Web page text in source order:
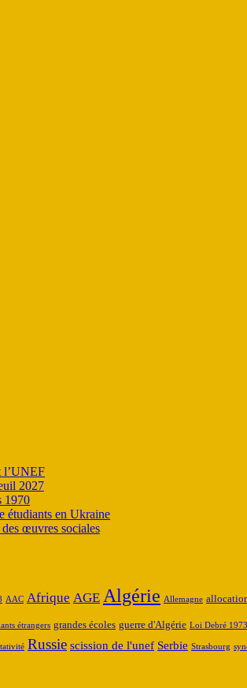
l’UNEF
2027
1970
étudiants en Ukraine
œuvres sociales
AAC Afrique AGE Algérie Allemagne
étrangers grandes écoles guerre d'Algérie Loi Debré 1973
Russie scission de l'unef Serbie Strasbourg